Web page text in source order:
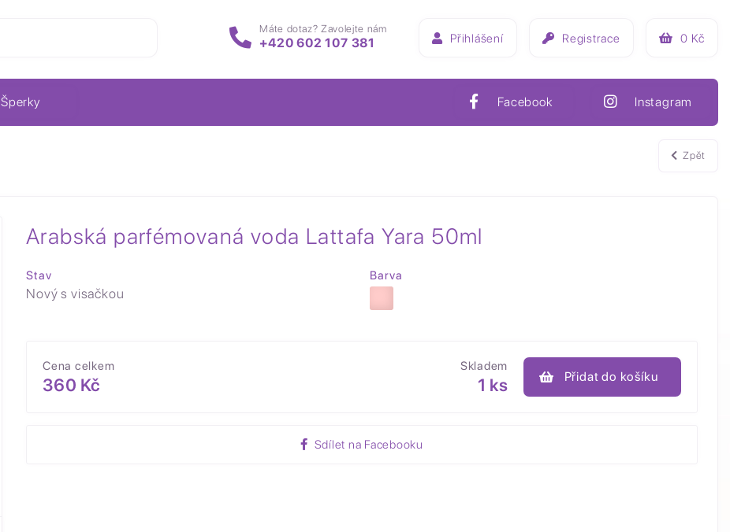
Máte dotaz? Zavolejte nám
+420 602 107 381 Přihlášení Registrace 0 Kč
Šperky Facebook Instagram
Zpět
Arabská parfémovaná voda Lattafa Yara 50ml
Stav
Nový s visačkou
Barva
Cena celkem
360 Kč
Skladem
1 ks Přidat do košíku
Sdílet na Facebooku